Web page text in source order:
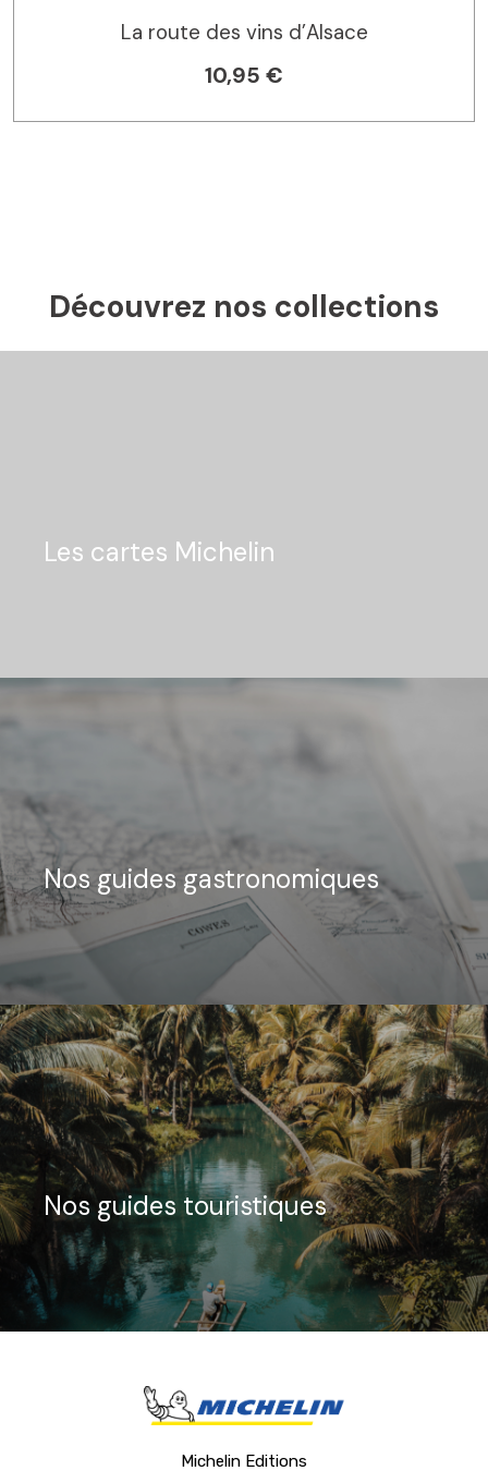
La route des vins d’Alsace
10,95 €
Découvrez nos collections
Les cartes Michelin
Nos guides gastronomiques
Nos guides touristiques
Michelin Editions